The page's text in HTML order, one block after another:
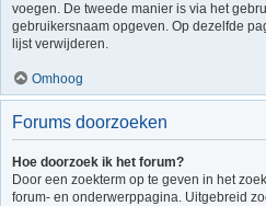
voegen. De tweede manier is via het
gebruikersnaam opgeven. Op dezelfde
lijst verwijderen.
Omhoog
Forums doorzoeken
Hoe doorzoek ik het forum?
Door een zoekterm op te geven in het
forum- en onderwerppagina. Uitgebreid